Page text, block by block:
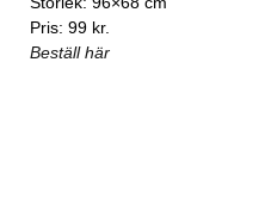
Pris: 99 kr.
Beställ här